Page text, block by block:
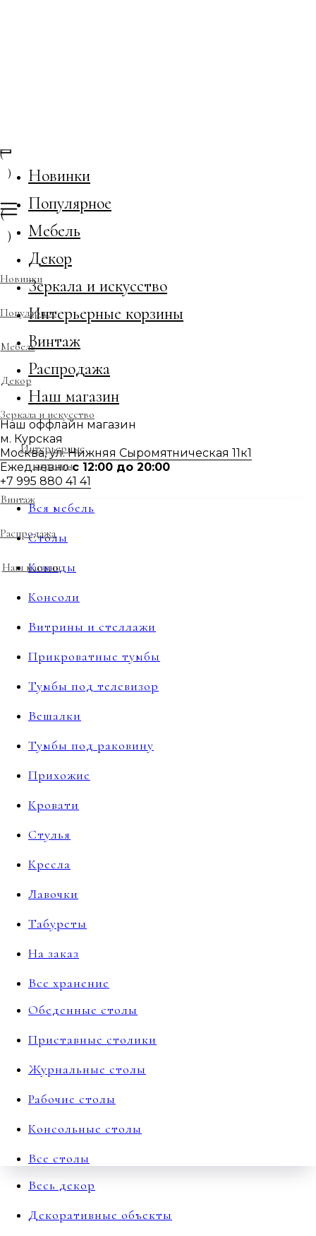
(
)
Новинки
Популярное
Мебель
Декор
Зеркала и искусство
Интерьерные корзины
Винтаж
Распродажа
Наш магазин
Наш оффлайн магазин
м. Курская
Москва, ул. Нижняя Сыромятническая 11к1
Ежедневнос 12:00 до 20:00
+7 995 880 41 41
Вся мебель
Столы
Комоды
Консоли
Витрины и стеллажи
Прикроватные тумбы
Тумбы под телевизор
Вешалки
Тумбы под раковину
Прихожие
Кровати
Стулья
Кресла
Лавочки
Табуреты
На заказ
Все хранение
Обеденные столы
Приставные столики
Журнальные столы
Рабочие столы
Консольные столы
Все столы
Весь декор
Декоративные объекты
(
)
Новинки
Популярное
Мебель
Декор
Зеркала и искусство
Интерьерные
корзины
Винтаж
Распродажа
Наш магазин